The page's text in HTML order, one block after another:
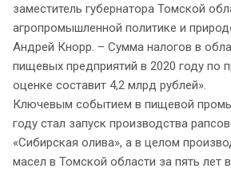
заместитель губернатора Томской
агропромышленной политике и
Андрей Кнорр. – Сумма налогов в
пищевых предприятий в 2020 году по
оценке составит 4,2 млрд рублей».
Ключевым событием в пищевой
году стал запуск производства
«Сибирская олива», а в целом
масел в Томской области за пять лет